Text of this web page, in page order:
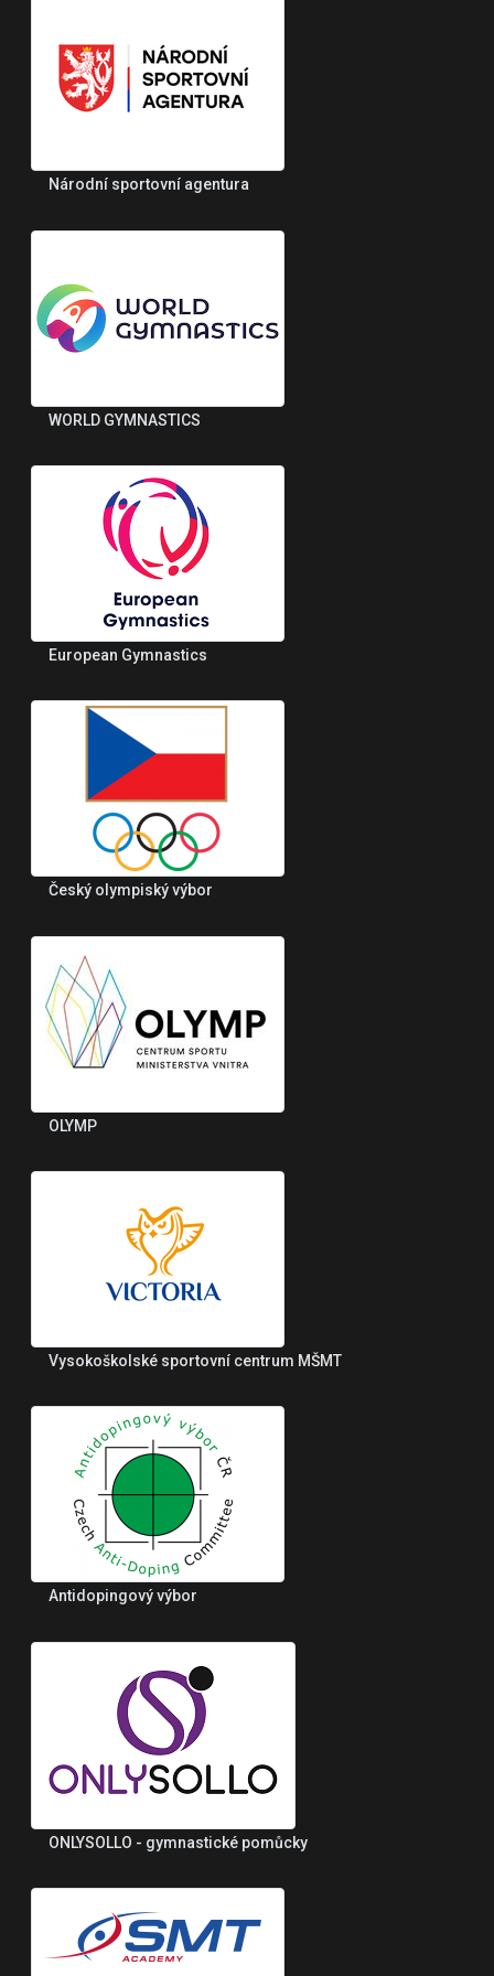
Národní sportovní agentura
WORLD GYMNASTICS
European Gymnastics
Český olympiský výbor
OLYMP
Vysokoškolské sportovní centrum MŠMT
Antidopingový výbor
ONLYSOLLO - gymnastické pomůcky